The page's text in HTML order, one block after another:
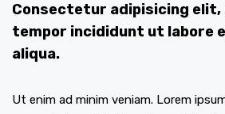
Consectetur adipisicing elit,
tempor incididunt ut labore
aliqua.
Ut enim ad minim veniam. Lorem